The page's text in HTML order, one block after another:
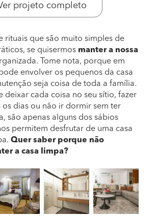
projeto completo
rituais que são muito simples de
se quisermos manter a nossa
Tome nota, porque em
envolver os pequenos da casa
seja coisa de toda a família.
deixar cada coisa no seu sítio, fazer
os dias ou não ir dormir sem ter
são apenas alguns dos sábios
permitem desfrutar de uma casa
Quer saber porque não
a casa limpa?